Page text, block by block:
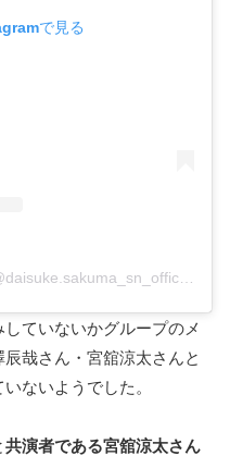
で見る
ていないかグループのメ
哉さん・宮舘涼太さんと
ないようでした。
共演者である宮舘涼太さん